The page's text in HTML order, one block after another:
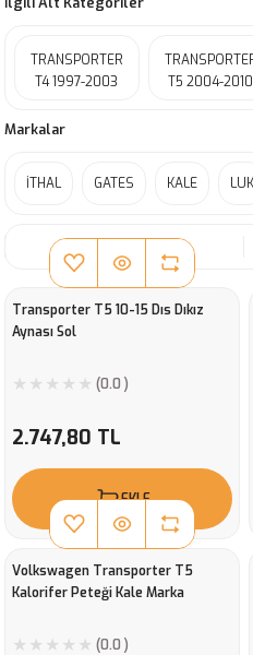
TRANSPORTER
T4 1997-2003
T5 2004-2010
Markalar
İTHAL GATES KALE LUK
Transporter T5 10-15 Dıs Dıkız
Aynası Sol
(0.0 )
2.747,80 TL
EKLE
Volkswagen Transporter T5
Kalorifer Peteği Kale Marka
(0.0 )